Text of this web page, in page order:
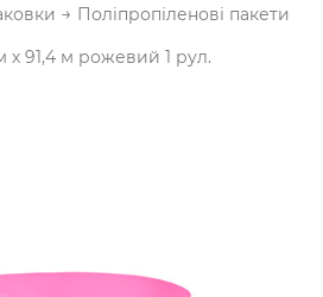
→ Поліпропіленові пакети
х 91,4 м рожевий 1 рул.